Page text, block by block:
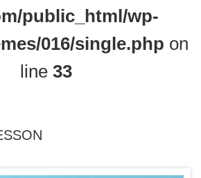
public_html/wp-
016/single.php on
line 33